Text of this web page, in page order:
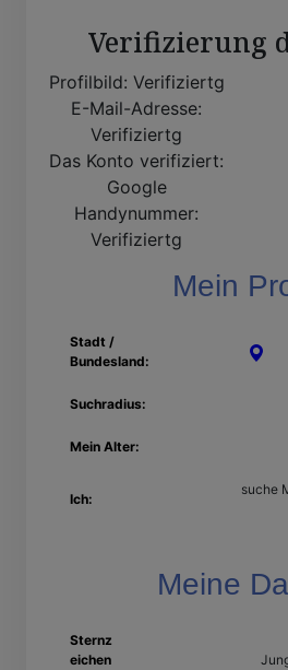
Verifizierung
Profilbild: Verifiziertg
E-Mail-Adresse:
Verifiziertg
Das Konto verifiziert:
Google
Handynummer:
Verifiziertg
Mein
Stadt /
Bundesland:
Suchradius:
Mein Alter:
Ich:
suche
Meine
Sternz
eichen